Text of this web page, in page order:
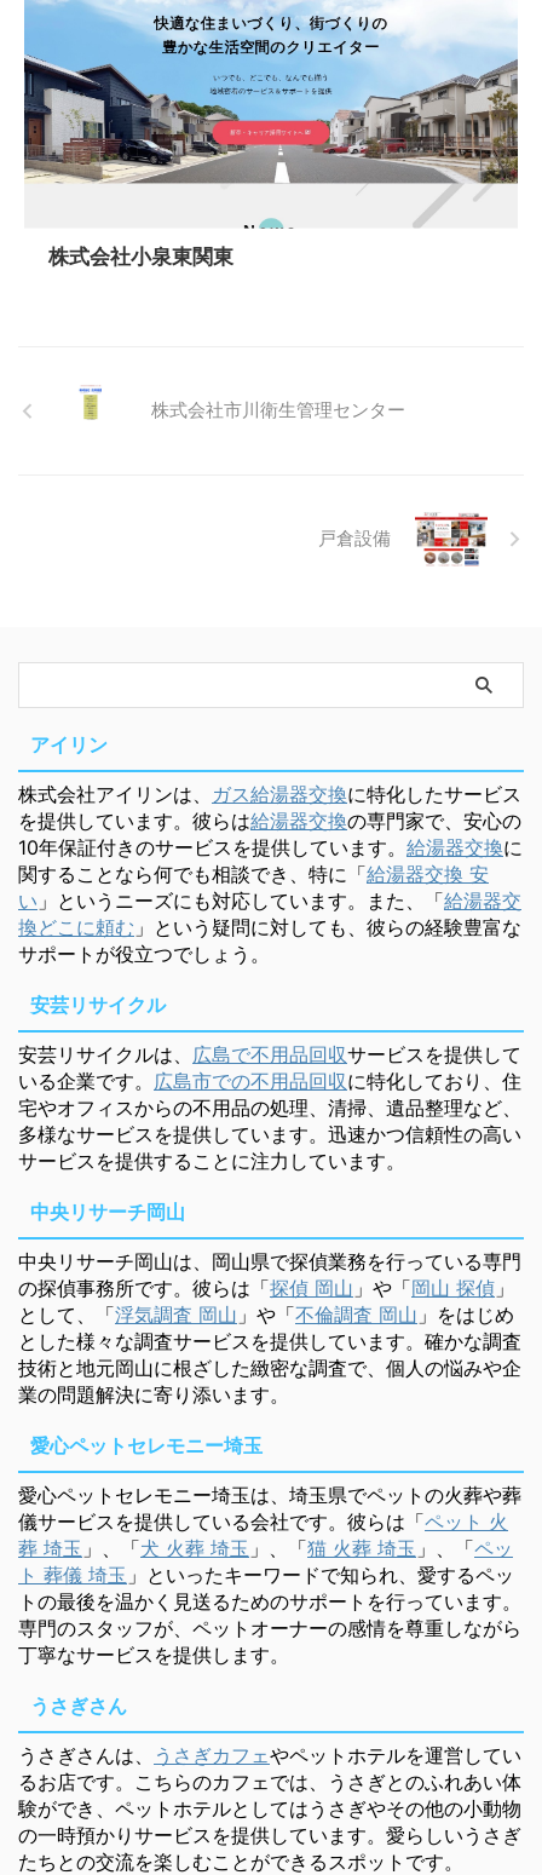
株式会社小泉東関東
株式会社市川衛生管理センター
戸倉設備
アイリン
株式会社アイリンは、 ガス給湯器交換に特化したサービス
を提供しています。彼らは給湯器交換の専門家で、安心の
10年保証付きのサービスを提供しています。 給湯器交換に
関することなら何でも相談でき、特に「給湯器交換 安
い 」というニーズにも対応しています。また、「給湯器交
換どこに頼む 」という疑問に対しても、彼らの経験豊富な
サポートが役立つでしょう。
安芸リサイクル
安芸リサイクルは、 広島で不用品回収サービスを提供して
いる企業です。 広島市での不用品回収に特化しており、住
宅やオフィスからの不用品の処理、清掃、遺品整理など、
多様なサービスを提供しています。迅速かつ信頼性の高い
サービスを提供することに注力しています。
中央リサーチ岡山
中央リサーチ岡山は、岡山県で探偵業務を行っている専門
の探偵事務所です。彼らは「探偵 岡山 」や「岡山 探偵 」
として、「浮気調査 岡山 」や「不倫調査 岡山 」をはじめ
とした様々な調査サービスを提供しています。確かな調査
技術と地元岡山に根ざした緻密な調査で、個人の悩みや企
業の問題解決に寄り添います。
愛心ペットセレモニー埼玉
愛心ペットセレモニー埼玉は、埼玉県でペットの火葬や葬
儀サービスを提供している会社です。彼らは「ペット 火
葬 埼玉 」、「犬 火葬 埼玉 」、「猫 火葬 埼玉 」、「ペッ
ト 葬儀 埼玉 」といったキーワードで知られ、愛するペッ
トの最後を温かく見送るためのサポートを行っています。
専門のスタッフが、ペットオーナーの感情を尊重しながら
丁寧なサービスを提供します。
うさぎさん
うさぎさんは、 うさぎカフェやペットホテルを運営してい
るお店です。こちらのカフェでは、うさぎとのふれあい体
験ができ、ペットホテルとしてはうさぎやその他の小動物
の一時預かりサービスを提供しています。愛らしいうさぎ
たちとの交流を楽しむことができるスポットです。